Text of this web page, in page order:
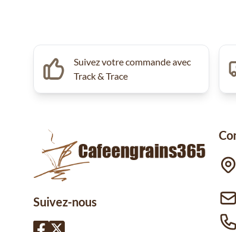
Suivez votre commande avec
Track & Trace
Suivez-nous